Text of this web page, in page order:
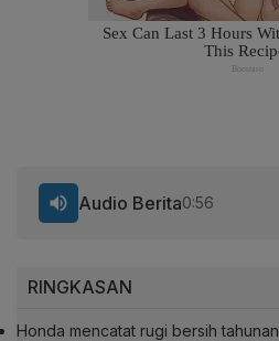
RINGKASAN
Honda mencatat rugi bersih
Audio Berita0:56